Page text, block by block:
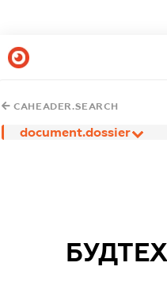
CAHEADER.SEARCH
document.dossier